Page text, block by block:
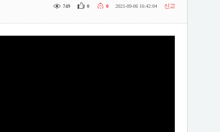
749 0 0 2021-09-06 16:42:04 신고